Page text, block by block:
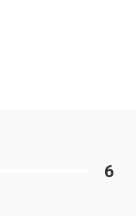
6